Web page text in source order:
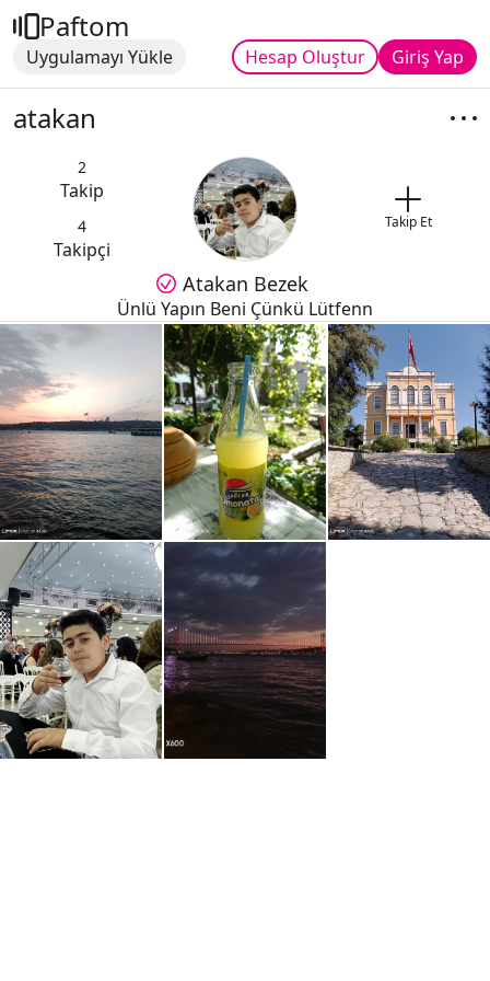
Paftom
Uygulamayı Yükle Hesap Oluştur Giriş Yap
atakan
2
Takip
4
Takipçi
Takip Et
Atakan Bezek
Ünlü Yapın Beni Çünkü Lütfenn